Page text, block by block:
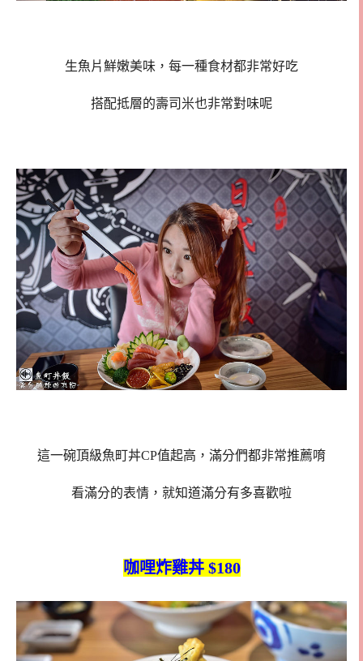
生魚片鮮嫩美味，每一種食材都非常好吃
搭配抵層的壽司米也非常對味呢
這一碗頂級魚町丼CP值起高，滿分們都非常推薦唷
看滿分的表情，就知道滿分有多喜歡啦
咖哩炸雞丼 $180